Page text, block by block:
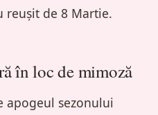
reușit de 8 Martie.
în loc de mimoză
apogeul sezonului